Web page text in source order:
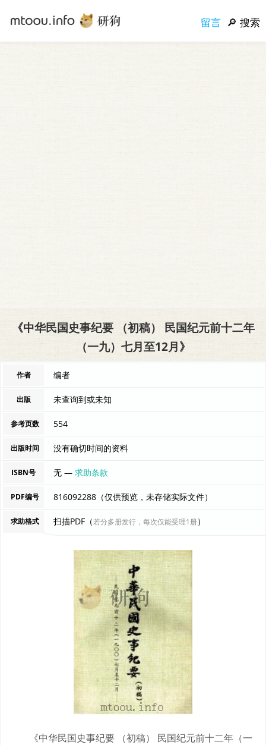
留言 搜索
《中华民国史事纪要 （初稿） 民国纪元前十二年
（一九）七月至12月》
作者 编者
出版 未查询到或未知
参考页数 554
出版时间 没有确切时间的资料
ISBN号 无 —求助条款
PDF编号 816092288（仅供预览，未存储实际文件）
求助格式 扫描PDF（若分多册发行，每次仅能受理1册）
《中华民国史事纪要 （初稿） 民国纪元前十二年（一